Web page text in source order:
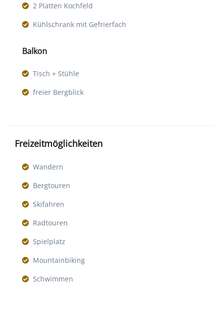
2 Platten Kochfeld
Kühlschrank mit Gefrierfach
Balkon
Tisch + Stühle
freier Bergblick
Freizeitmöglichkeiten
Wandern
Bergtouren
Skifahren
Radtouren
Spielplatz
Mountainbiking
Schwimmen